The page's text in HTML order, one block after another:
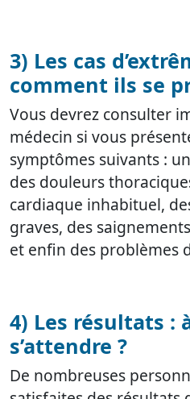
3) Les cas
comment ils se
Vous devrez consulter
médecin si vous
symptômes suivants :
des douleurs
cardiaque inhabituel,
graves, des
et enfin des problèmes
4) Les résultats :
s’attendre ?
De nombreuses